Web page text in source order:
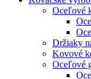
Oceľové
Držiaky
Kovové
Oceľové